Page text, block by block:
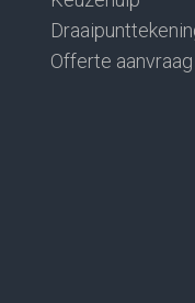
Offerte aanvraag